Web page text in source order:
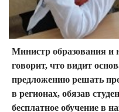
Министр образования и
говорит, что видит
предложению решать
в регионах, обязав
бесплатное обучение в